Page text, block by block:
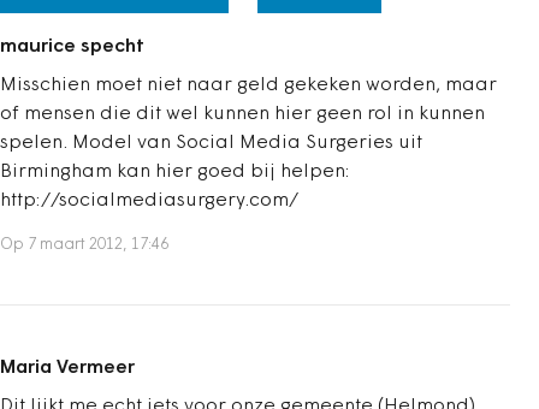
maurice specht
Misschien moet niet naar geld gekeken worden, maar
of mensen die dit wel kunnen hier geen rol in kunnen
spelen. Model van Social Media Surgeries uit
Birmingham kan hier goed bij helpen:
http://socialmediasurgery.com/
Op 7 maart 2012, 17:46
Maria Vermeer